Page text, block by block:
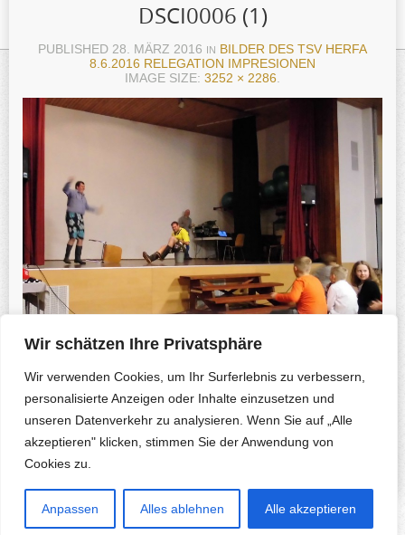
Wir schätzen Ihre Privatsphäre
Wir verwenden Cookies, um Ihr Surferlebnis zu verbessern,
personalisierte Anzeigen oder Inhalte einzusetzen und
unseren Datenverkehr zu analysieren. Wenn Sie auf „Alle
akzeptieren" klicken, stimmen Sie der Anwendung von
Cookies zu.
Anpassen Alles ablehnen Alle akzeptieren
DSCI0006 (1)
PUBLISHED 28. MÄRZ 2016 IN BILDER DES TSV HERFA
8.6.2016 RELEGATION IMPRESIONEN
IMAGE SIZE: 3252 × 2286.
Der Darm
Previous Photo Next Photo